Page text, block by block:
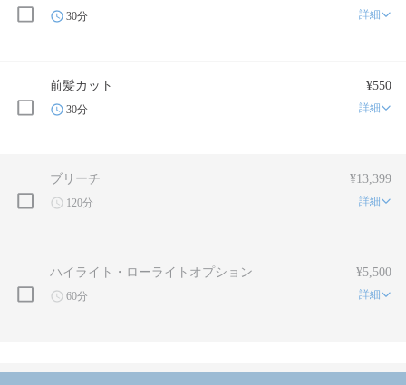
30分 詳細
前髪カット ¥550
30分 詳細
ブリーチ ¥13,399
120分 詳細
ハイライト・ローライトオプション ¥5,500
60分 詳細